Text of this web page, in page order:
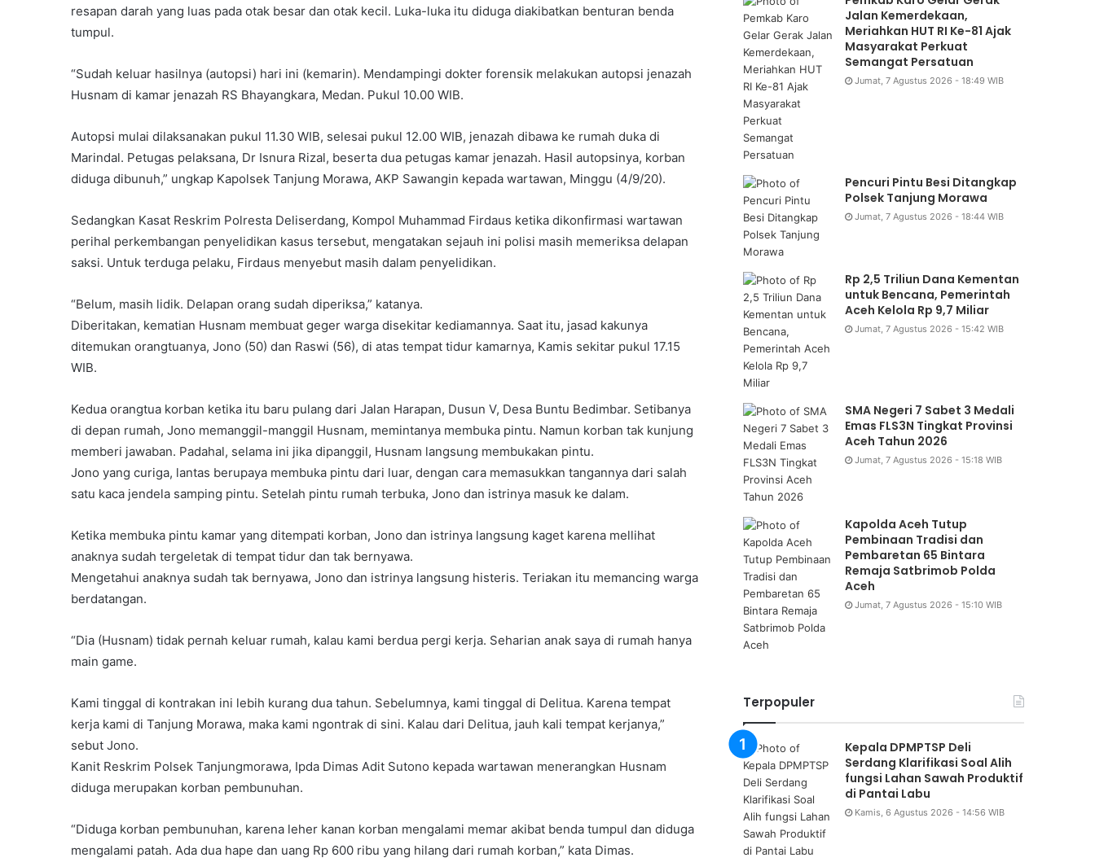
resapan darah yang luas pada otak besar dan otak kecil. Luka-luka itu diduga diakibatkan benturan benda
tumpul.
“Sudah keluar hasilnya (autopsi) hari ini (kemarin). Mendampingi dokter forensik melakukan autopsi jenazah
Husnam di kamar jenazah RS Bhayangkara, Medan. Pukul 10.00 WIB.
Autopsi mulai dilaksanakan pukul 11.30 WIB, selesai pukul 12.00 WIB, jenazah dibawa ke rumah duka di
Marindal. Petugas pelaksana, Dr Isnura Rizal, beserta dua petugas kamar jenazah. Hasil autopsinya, korban
diduga dibunuh,” ungkap Kapolsek Tanjung Morawa, AKP Sawangin kepada wartawan, Minggu (4/9/20).
Sedangkan Kasat Reskrim Polresta Deliserdang, Kompol Muhammad Firdaus ketika dikonfirmasi wartawan
perihal perkembangan penyelidikan kasus tersebut, mengatakan sejauh ini polisi masih memeriksa delapan
saksi. Untuk terduga pelaku, Firdaus menyebut masih dalam penyelidikan.
“Belum, masih lidik. Delapan orang sudah diperiksa,” katanya.
Diberitakan, kematian Husnam membuat geger warga disekitar kediamannya. Saat itu, jasad kakunya
ditemukan orangtuanya, Jono (50) dan Raswi (56), di atas tempat tidur kamarnya, Kamis sekitar pukul 17.15
WIB.
Kedua orangtua korban ketika itu baru pulang dari Jalan Harapan, Dusun V, Desa Buntu Bedimbar. Setibanya
di depan rumah, Jono memanggil-manggil Husnam, memintanya membuka pintu. Namun korban tak kunjung
memberi jawaban. Padahal, selama ini jika dipanggil, Husnam langsung membukakan pintu.
Jono yang curiga, lantas berupaya membuka pintu dari luar, dengan cara memasukkan tangannya dari salah
satu kaca jendela samping pintu. Setelah pintu rumah terbuka, Jono dan istrinya masuk ke dalam.
Ketika membuka pintu kamar yang ditempati korban, Jono dan istrinya langsung kaget karena mellihat
anaknya sudah tergeletak di tempat tidur dan tak bernyawa.
Mengetahui anaknya sudah tak bernyawa, Jono dan istrinya langsung histeris. Teriakan itu memancing warga
berdatangan.
“Dia (Husnam) tidak pernah keluar rumah, kalau kami berdua pergi kerja. Seharian anak saya di rumah hanya
main game.
Kami tinggal di kontrakan ini lebih kurang dua tahun. Sebelumnya, kami tinggal di Delitua. Karena tempat
kerja kami di Tanjung Morawa, maka kami ngontrak di sini. Kalau dari Delitua, jauh kali tempat kerjanya,”
sebut Jono.
Kanit Reskrim Polsek Tanjungmorawa, Ipda Dimas Adit Sutono kepada wartawan menerangkan Husnam
diduga merupakan korban pembunuhan.
“Diduga korban pembunuhan, karena leher kanan korban mengalami memar akibat benda tumpul dan diduga
mengalami patah. Ada dua hape dan uang Rp 600 ribu yang hilang dari rumah korban,” kata Dimas.
Jalan Kemerdekaan,
Meriahkan HUT RI Ke-81 Ajak
Masyarakat Perkuat
Semangat Persatuan
Jumat, 7 Agustus 2026 - 18:49 WIB
Pencuri Pintu Besi Ditangkap
Polsek Tanjung Morawa
Jumat, 7 Agustus 2026 - 18:44 WIB
Rp 2,5 Triliun Dana Kementan
untuk Bencana, Pemerintah
Aceh Kelola Rp 9,7 Miliar
Jumat, 7 Agustus 2026 - 15:42 WIB
SMA Negeri 7 Sabet 3 Medali
Emas FLS3N Tingkat Provinsi
Aceh Tahun 2026
Jumat, 7 Agustus 2026 - 15:18 WIB
Kapolda Aceh Tutup
Pembinaan Tradisi dan
Pembaretan 65 Bintara
Remaja Satbrimob Polda
Aceh
Jumat, 7 Agustus 2026 - 15:10 WIB
Terpopuler
Kepala DPMPTSP Deli
Serdang Klarifikasi Soal Alih
fungsi Lahan Sawah Produktif
di Pantai Labu
Kamis, 6 Agustus 2026 - 14:56 WIB